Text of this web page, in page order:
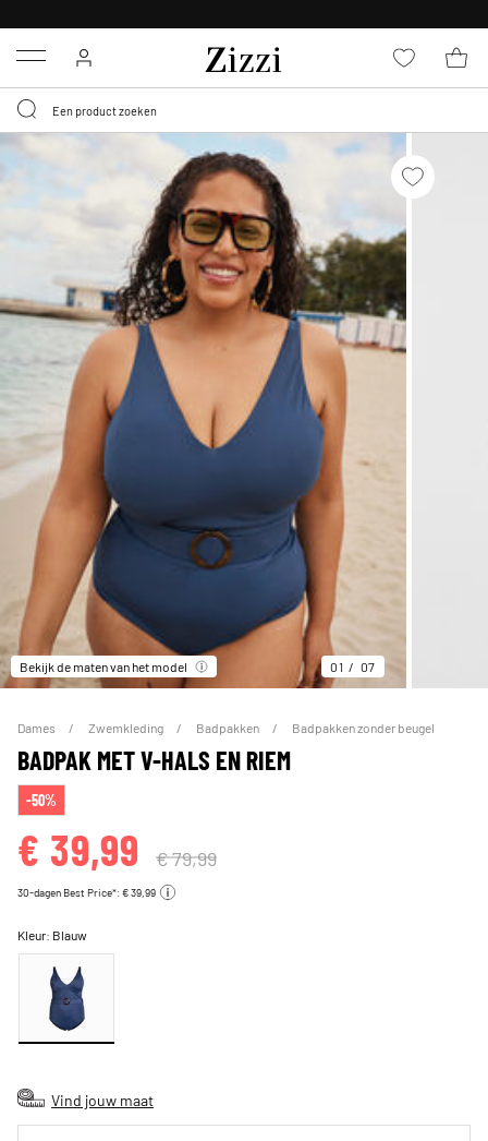
Menu
Bekijk de maten van het model 01 07
Dames Zwemkleding Badpakken Badpakken zonder beugel
BADPAK MET V-HALS EN RIEM
-50%
€ 39,99 € 79,99
30-dagen Best Price*: € 39,99
Kleur: Blauw
Vind jouw maat